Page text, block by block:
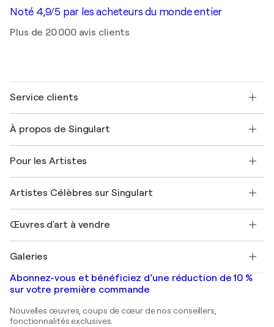
Noté 4,9/5 par les acheteurs du monde entier
Plus de 20 000 avis clients
Service clients
Expédition
Offrir une carte cadeau
Rejoignez notre programme commercial
Mon compte
+33 1 76 44 06 42
À propos de Singulart
FAQ
Magazine Singulart
Emplois
Découvrez une sélection d'art original
Pour les Artistes
Se connecter en tant qu'Artiste
Artistes Célèbres sur Singulart
Marc Chagall
Banksy
Mr. Brainwash
Shepard Fairey
Œuvres d'art à vendre
Tableaux abstraits à vendre
Peintures de paysage
Estampes
Peintures acryliques
Galeries
Galeries d'art en France
Galeries d'art en Belgique
Abonnez-vous et bénéficiez d’une réduction de 10 %
sur votre première commande
Nouvelles œuvres, coups de cœur de nos conseillers,
fonctionnalités exclusives.